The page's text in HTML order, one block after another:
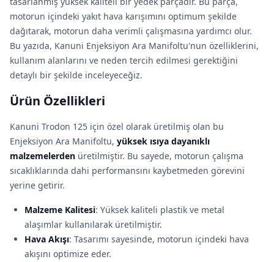
motorun içindeki yakıt hava karışımını optimum şekilde
dağıtarak, motorun daha verimli çalışmasına yardımcı olur.
Bu yazıda, Kanuni Enjeksiyon Ara Manifoltu'nun özelliklerini,
kullanım alanlarını ve neden tercih edilmesi gerektiğini
detaylı bir şekilde inceleyeceğiz.
Ürün Özellikleri
Kanuni Trodon 125 için özel olarak üretilmiş olan bu
Enjeksiyon Ara Manifoltu, yüksek ısıya dayanıklı
malzemelerden üretilmiştir. Bu sayede, motorun çalışma
sıcaklıklarında dahi performansını kaybetmeden görevini
yerine getirir.
Malzeme Kalitesi: Yüksek kaliteli plastik ve metal
alaşımlar kullanılarak üretilmiştir.
Hava Akışı: Tasarımı sayesinde, motorun içindeki hava
akışını optimize eder.